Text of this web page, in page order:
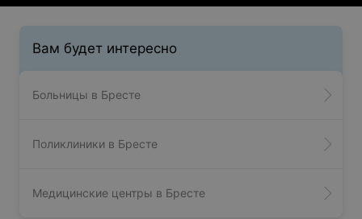
Вам будет интересно
Больницы в Бресте
Поликлиники в Бресте
Медицинские центры в Бресте